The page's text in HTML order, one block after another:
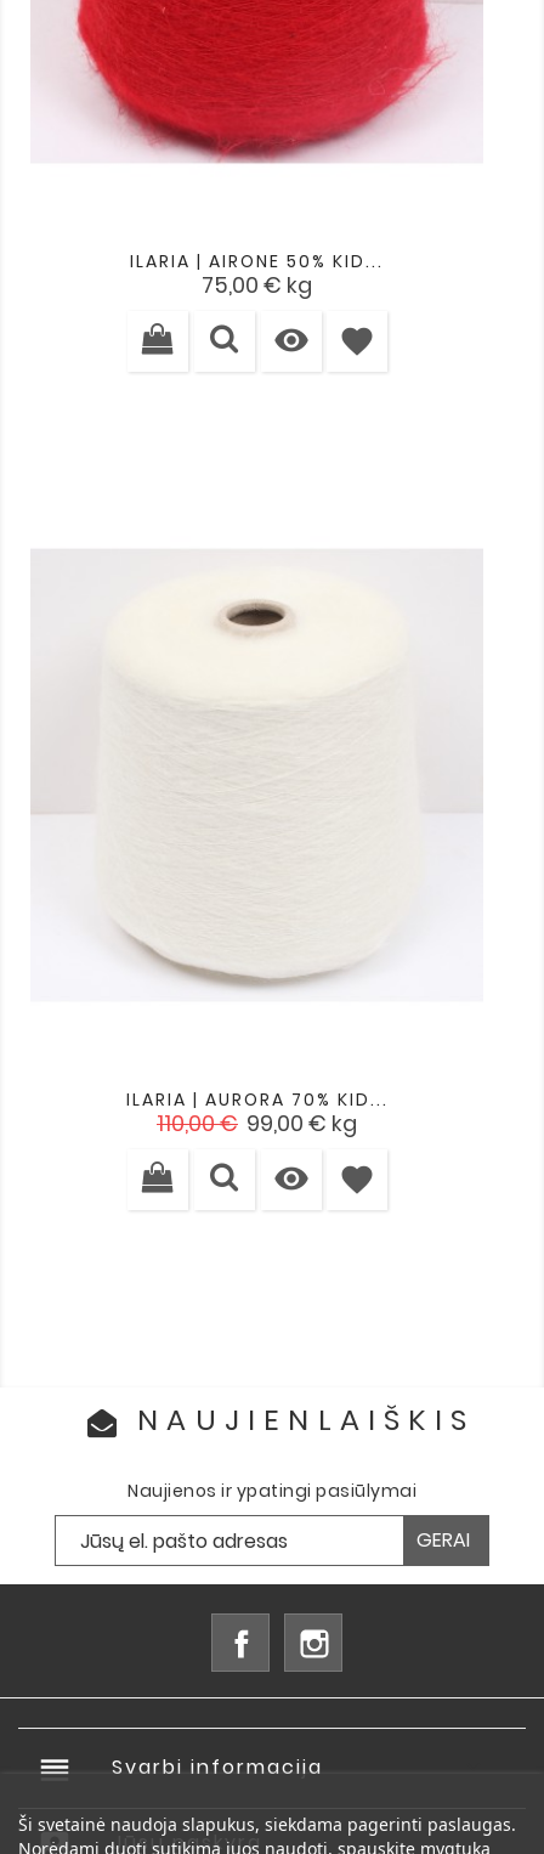
ILARIA | AIRONE 50% KID...
Kaina
75,00 € kg
 favorite
ILARIA | AURORA 70% KID...
Įprasta
110,00 € Kaina
99,00 € kg
 favorite
NAUJIENLAIŠKIS
Naujienos ir ypatingi pasiūlymai
Facebook
reorder Svarbi informacija
account_box Jūsų paskyra 
Ši svetainė naudoja slapukus, siekdama pagerinti paslaugas.
Norėdami duoti sutikimą juos naudoti, spauskite mygtuką